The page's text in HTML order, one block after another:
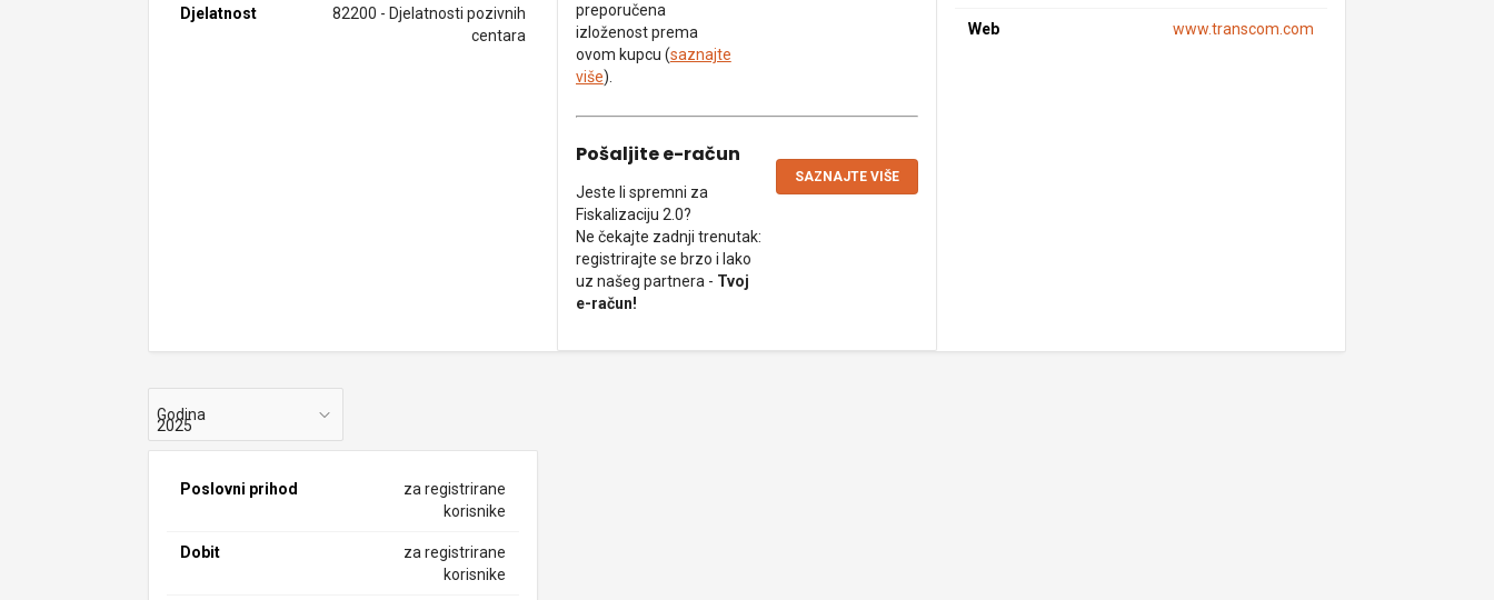
Djelatnost
82200 - Djelatnosti pozivnih
centara
preporučena
izloženost prema
ovom kupcu (saznajte
više).
Pošaljite e-račun
Jeste li spremni za
Fiskalizaciju 2.0?
Ne čekajte zadnji trenutak:
registrirajte se brzo i lako
uz našeg partnera - Tvoj
e-račun!
SAZNAJTE VIŠE
Web www.transcom.com
Godina
Poslovni prihod
za registrirane
korisnike
Dobit
za registrirane
korisnike